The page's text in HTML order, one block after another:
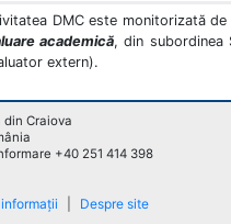
DMC este monitorizată de
academică, din subordinea
extern).
Craiova
+40 251 414 398
Despre site